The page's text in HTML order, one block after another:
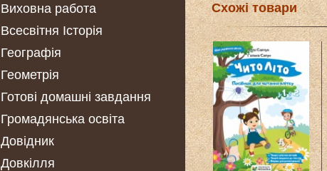
Виховна работа
Всесвітня Історія
Географія
Геометрія
Готові домашні завдання
Громадянська освіта
Довідник
Довкілля
Схожі товари